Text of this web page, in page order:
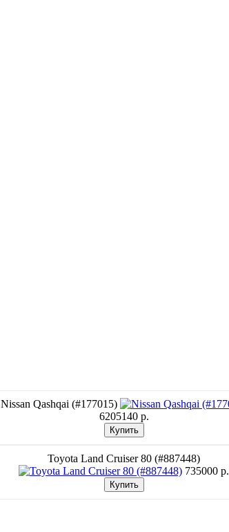
Nissan Qashqai (#177015)
6205140 p.
Toyota Land Cruiser 80 (#887448)
735000 p.